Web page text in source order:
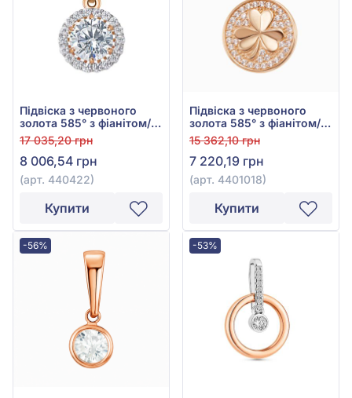
Підвіска з червоного
золота 585° з фіанітом/
куб.цирконієм, арт.
440422
17 035,20 грн
8 006,54 грн
(арт. 440422)
Купити
Підвіска з червоного
золота 585° з фіанітом/
куб.цирконієм, арт.
4401018
15 362,10 грн
7 220,19 грн
(арт. 4401018)
Купити
-56% -53%